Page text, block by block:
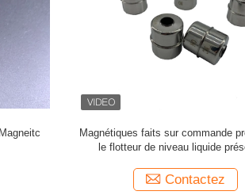
Flotteur de accouplement
commande de niveau de liquide de
Contactez